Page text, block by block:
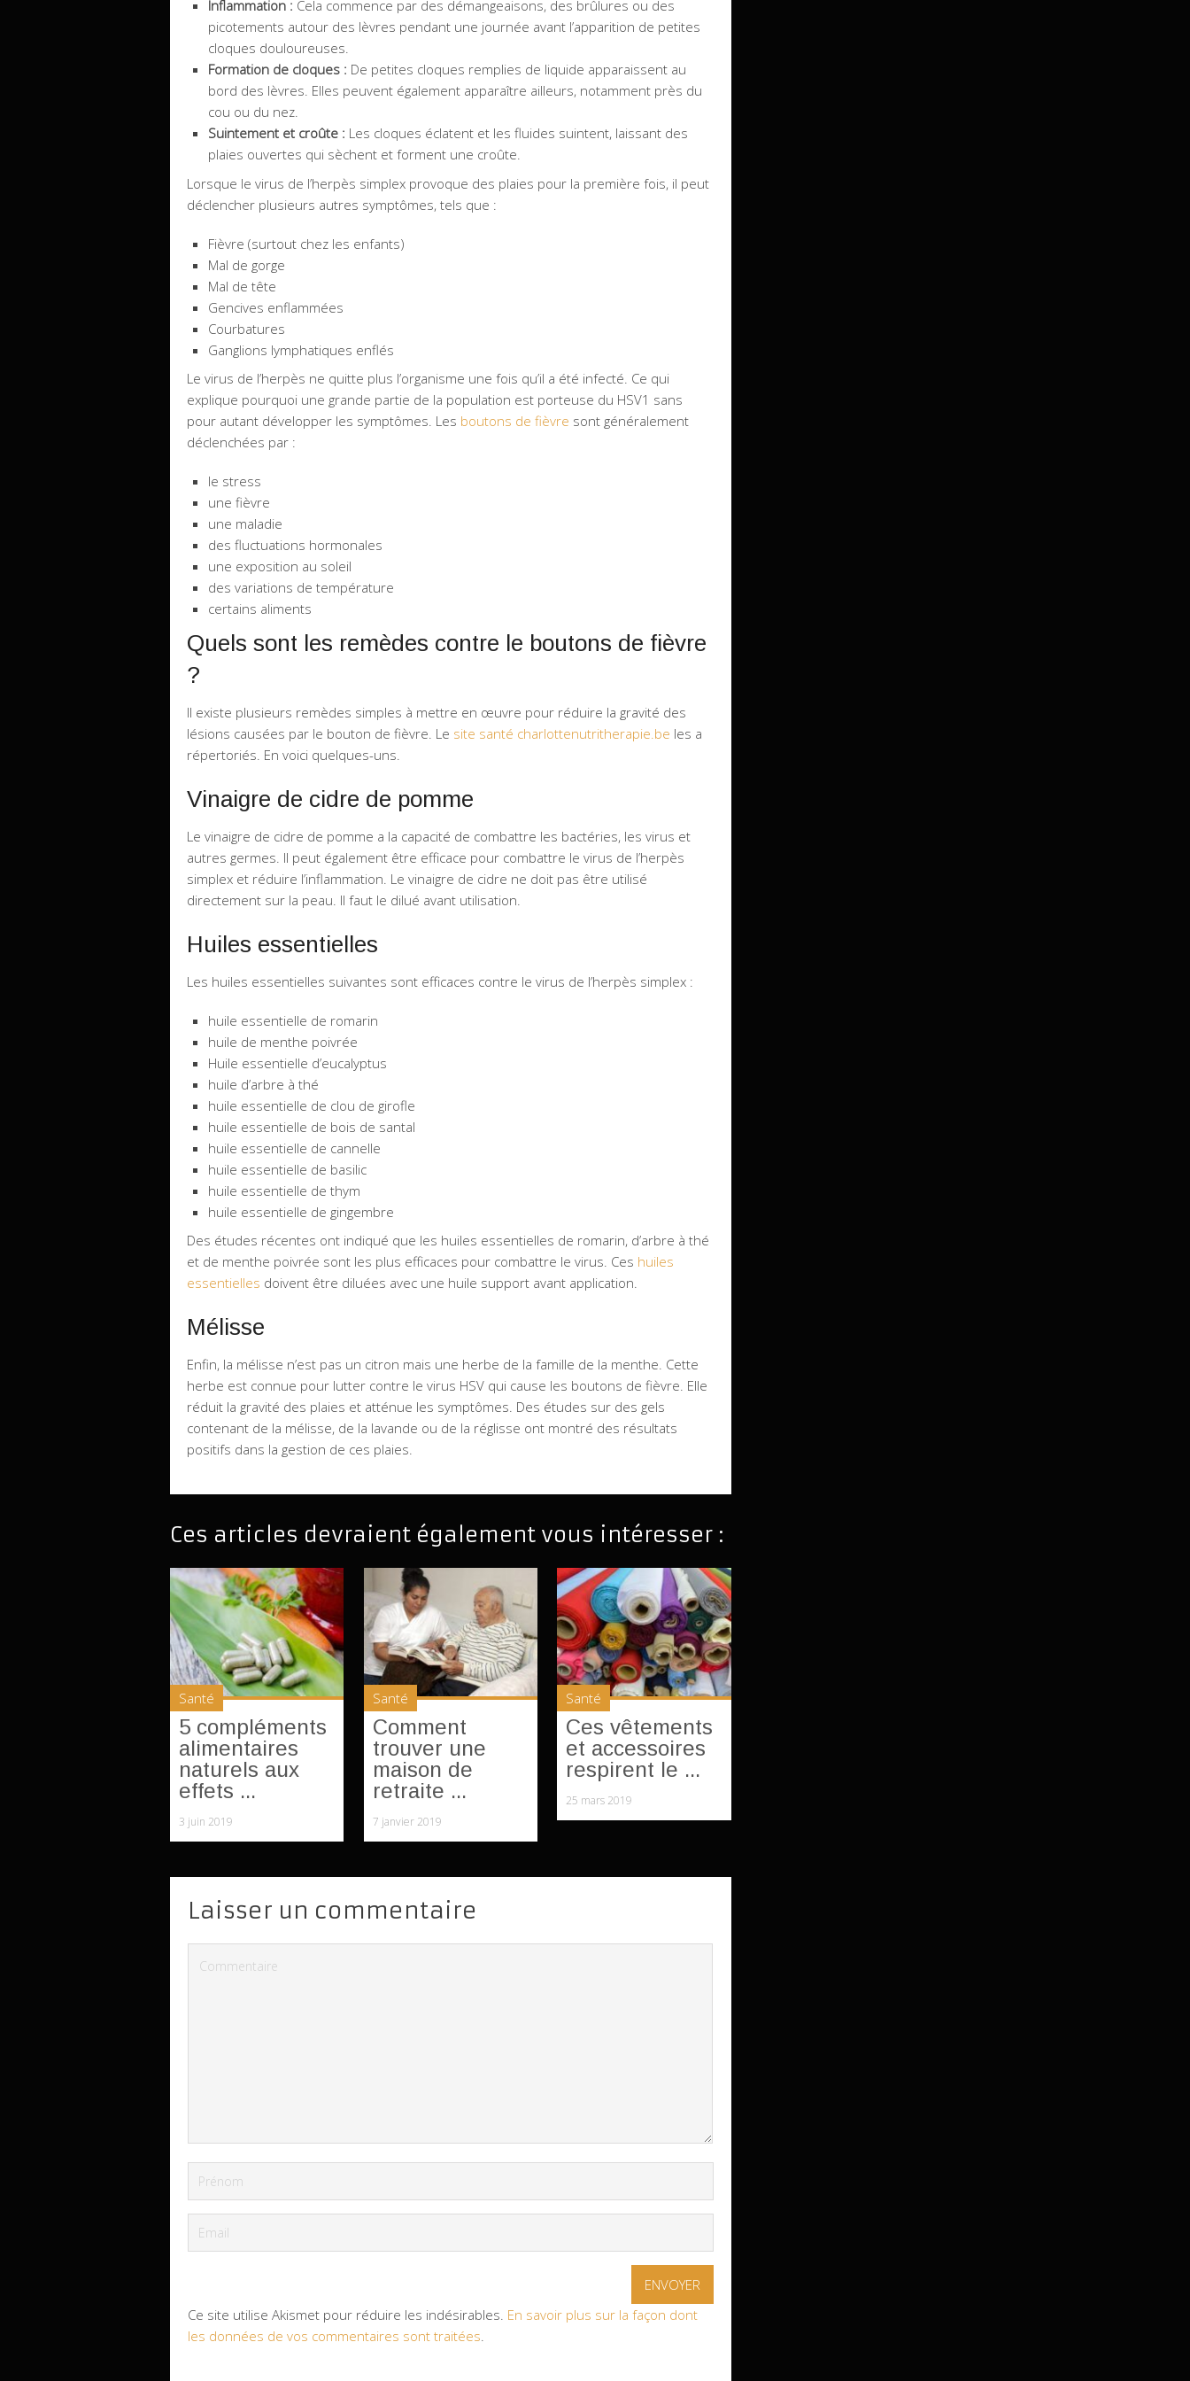
Inflammation : Cela commence par des démangeaisons, des brûlures ou des
picotements autour des lèvres pendant une journée avant l’apparition de petites
cloques douloureuses.
Formation de cloques : De petites cloques remplies de liquide apparaissent au
bord des lèvres. Elles peuvent également apparaître ailleurs, notamment près du
cou ou du nez.
Suintement et croûte : Les cloques éclatent et les fluides suintent, laissant des
plaies ouvertes qui sèchent et forment une croûte.
Lorsque le virus de l’herpès simplex provoque des plaies pour la première fois, il peut
déclencher plusieurs autres symptômes, tels que :
Fièvre (surtout chez les enfants)
Mal de gorge
Mal de tête
Gencives enflammées
Courbatures
Ganglions lymphatiques enflés
Le virus de l’herpès ne quitte plus l’organisme une fois qu’il a été infecté. Ce qui
explique pourquoi une grande partie de la population est porteuse du HSV1 sans
pour autant développer les symptômes. Les boutons de fièvre sont généralement
déclenchées par :
le stress
une fièvre
une maladie
des fluctuations hormonales
une exposition au soleil
des variations de température
certains aliments
Quels sont les remèdes contre le boutons de fièvre
?
Il existe plusieurs remèdes simples à mettre en œuvre pour réduire la gravité des
lésions causées par le bouton de fièvre. Le site santé charlottenutritherapie.be les a
répertoriés. En voici quelques-uns.
Vinaigre de cidre de pomme
Le vinaigre de cidre de pomme a la capacité de combattre les bactéries, les virus et
autres germes. Il peut également être efficace pour combattre le virus de l’herpès
simplex et réduire l’inflammation. Le vinaigre de cidre ne doit pas être utilisé
directement sur la peau. Il faut le dilué avant utilisation.
Huiles essentielles
Les huiles essentielles suivantes sont efficaces contre le virus de l’herpès simplex :
huile essentielle de romarin
huile de menthe poivrée
Huile essentielle d’eucalyptus
huile d’arbre à thé
huile essentielle de clou de girofle
huile essentielle de bois de santal
huile essentielle de cannelle
huile essentielle de basilic
huile essentielle de thym
huile essentielle de gingembre
Des études récentes ont indiqué que les huiles essentielles de romarin, d’arbre à thé
et de menthe poivrée sont les plus efficaces pour combattre le virus. Ces huiles
essentielles doivent être diluées avec une huile support avant application.
Mélisse
Enfin, la mélisse n’est pas un citron mais une herbe de la famille de la menthe. Cette
herbe est connue pour lutter contre le virus HSV qui cause les boutons de fièvre. Elle
réduit la gravité des plaies et atténue les symptômes. Des études sur des gels
contenant de la mélisse, de la lavande ou de la réglisse ont montré des résultats
positifs dans la gestion de ces plaies.
Ces articles devraient également vous intéresser :
Santé
5 compléments
alimentaires
naturels aux
effets ...
3 juin 2019
Santé
Comment
trouver une
maison de
retraite ...
7 janvier 2019
Santé
Ces vêtements
et accessoires
respirent le ...
25 mars 2019
Laisser un commentaire
Ce site utilise Akismet pour réduire les indésirables. En savoir plus sur la façon dont
les données de vos commentaires sont traitées.